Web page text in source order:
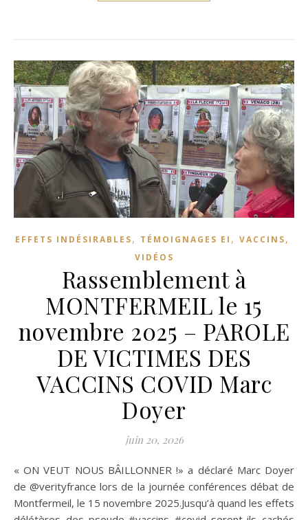
EFFETS INDÉSIRABLES, TÉMOIGNAGES EI , VACCINS,
VIDÉOS
Rassemblement à
MONTFERMEIL le 15
novembre 2025 – PAROLE
DE VICTIMES DES
VACCINS COVID Marc
Doyer
juin 20, 2026
« ON VEUT NOUS BÂILLONNER !» a déclaré Marc Doyer
de ‪@verityfrance‬ lors de la journée conférences débat de
Montfermeil, le 15 novembre 2025.Jusqu’à quand les effets